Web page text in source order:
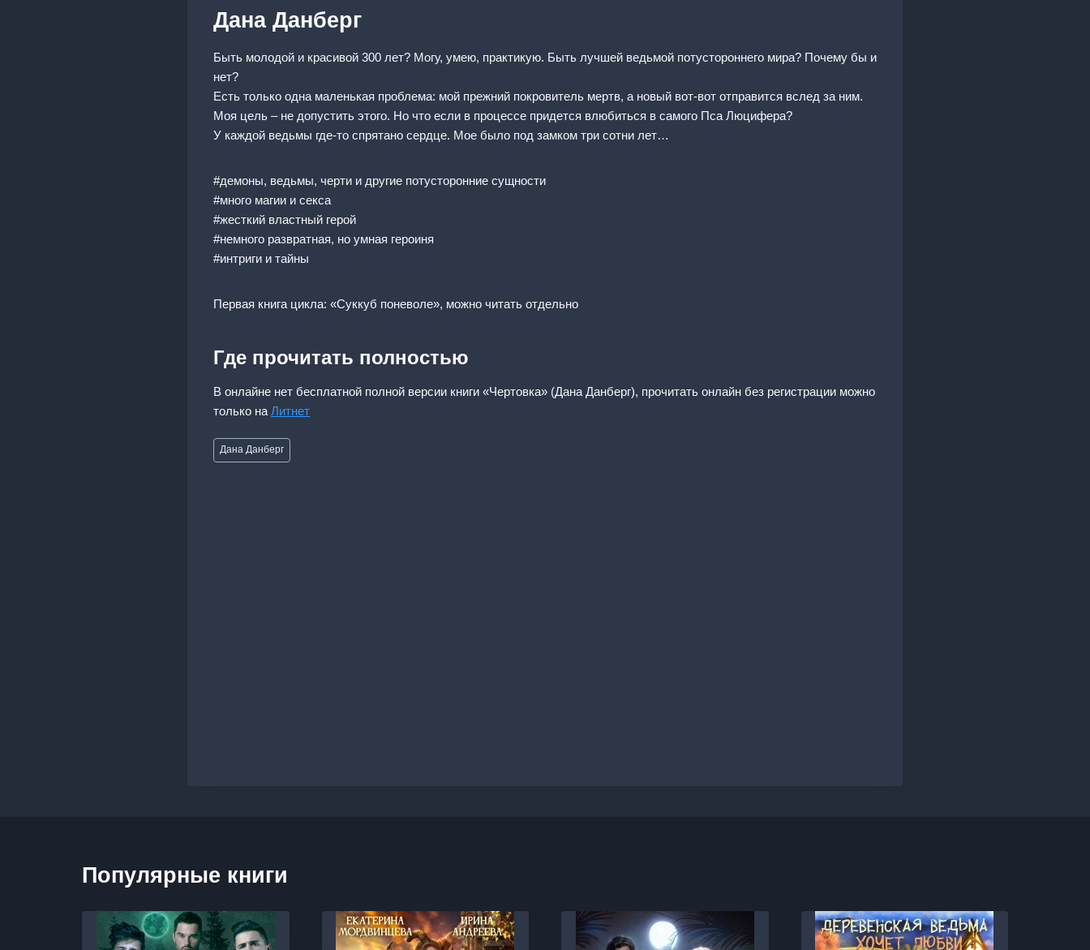
Дана Данберг
Быть молодой и красивой 300 лет? Могу, умею, практикую. Быть лучшей ведьмой потустороннего мира? Почему бы и
нет?
Есть только одна маленькая проблема: мой прежний покровитель мертв, а новый вот-вот отправится вслед за ним.
Моя цель – не допустить этого. Но что если в процессе придется влюбиться в самого Пса Люцифера?
У каждой ведьмы где-то спрятано сердце. Мое было под замком три сотни лет…
#демоны, ведьмы, черти и другие потусторонние сущности
#много магии и секса
#жесткий властный герой
#немного развратная, но умная героиня
#интриги и тайны
Первая книга цикла: «Суккуб поневоле», можно читать отдельно
Где прочитать полностью
В онлайне нет бесплатной полной версии книги «Чертовка» (Дана Данберг), прочитать онлайн без регистрации можно
только на Литнет
Метки
записи:
Дана Данберг
Популярные книги